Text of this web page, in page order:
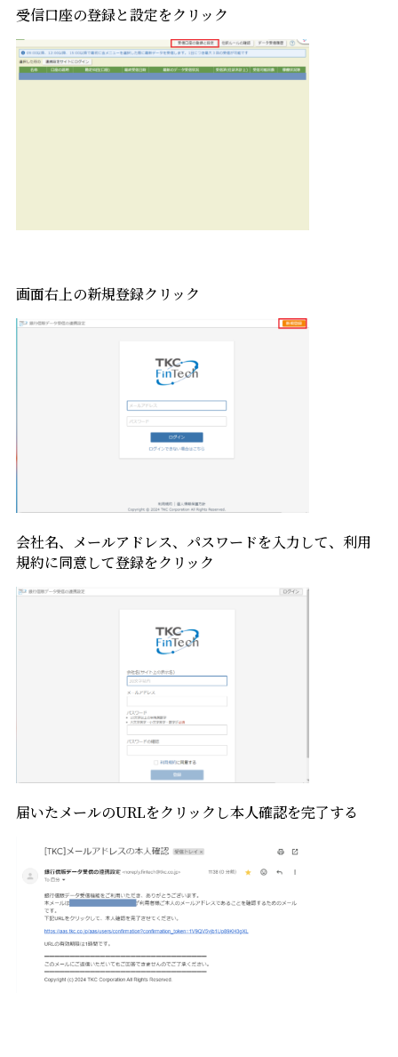
受信口座の登録と設定をクリック
画面右上の新規登録クリック
会社名、メールアドレス、パスワードを入力して、利用
規約に同意して登録をクリック
届いたメールのURLをクリックし本人確認を完了する